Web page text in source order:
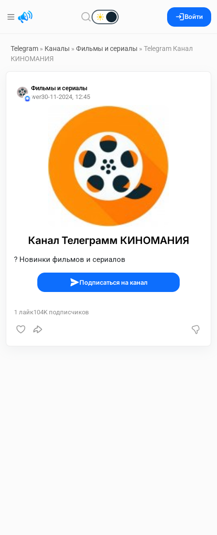
Войти
Telegram » Каналы » Фильмы и сериалы » Telegram Канал
КИНОМАНИЯ
Фильмы и сериалы
wer30-11-2024, 12:45
Канал Телеграмм КИНОМАНИЯ
? Новинки фильмов и сериалов
Подписаться на канал
1 лайк104K подписчиков